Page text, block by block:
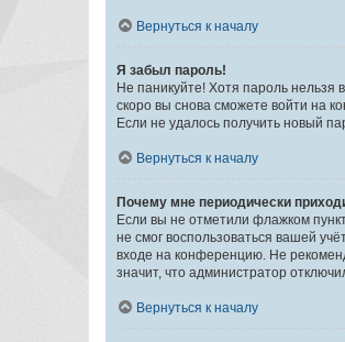
Вернуться к началу
Я забыл пароль!
Не паникуйте! Хотя пароль нельзя
скоро вы снова сможете войти на
Если не удалось получить новый
Вернуться к началу
Почему мне периодически
Если вы не отметили флажком
не смог воспользоваться вашей
входе на конференцию. Не
значит, что администратор
Вернуться к началу